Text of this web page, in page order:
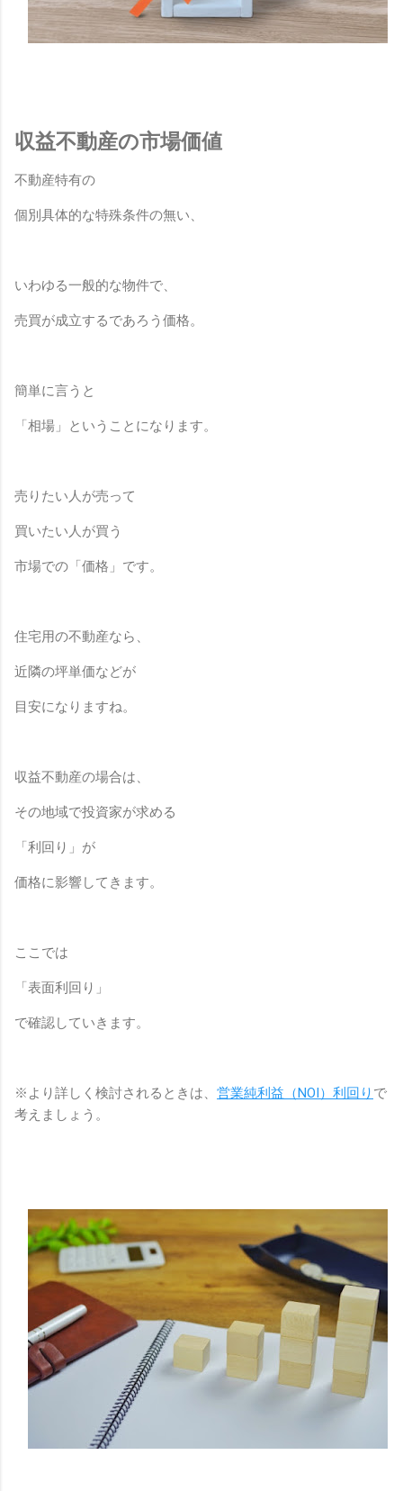
収益不動産の市場価値
不動産特有の
個別具体的な特殊条件の無い、
いわゆる一般的な物件で、
売買が成立するであろう価格。
簡単に言うと
「相場」ということになります。
売りたい人が売って
買いたい人が買う
市場での「価格」です。
住宅用の不動産なら、
近隣の坪単価などが
目安になりますね。
収益不動産の場合は、
その地域で投資家が求める
「利回り」が
価格に影響してきます。
ここでは
「表面利回り」
で確認していきます。
※より詳しく検討されるときは、 営業純利益（NOI）利回り で
考えましょう。